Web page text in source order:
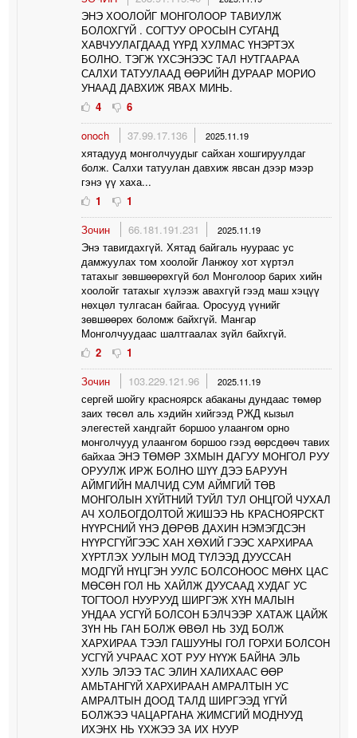
ЭНЭ ХООЛОЙГ МОНГОЛООР ТАВИУЛЖ
БОЛОХГҮЙ . СОГТУУ ОРОСЫН СУГАНД
ХАВЧУУЛАГДААД ҮҮРД ХУЛМАС ҮНЭРТЭХ
БОЛНО. ТЭГЖ ҮХСЭНЭЭС ТАЛ НУТГААРАА
САЛХИ ТАТУУЛААД ӨӨРИЙН ДУРААР МОРИО
УНААД ДАВХИЖ ЯВАХ МИНЬ.
4
6
onoch
37.99.17.136 2025.11.19
хятадууд монголчуудыг сайхан хошгируулдаг
болж. Салхи татуулан давхиж явсан дээр мээр
гэнэ үү хаха...
1
1
Зочин
66.181.191.231 2025.11.19
Энэ тавигдахгүй. Хятад байгаль нуураас ус
дамжуулах том хоолойг Ланжоу хот хүртэл
татахыг зөвшөөрөхгүй бол Монголоор барих хийн
хоолойг татахыг хүлээж авахгүй гээд маш хэцүү
нөхцөл тулгасан байгаа. Оросууд үүнийг
зөвшөөрөх боломж байхгүй. Мангар
Монголчуудаас шалтгаалах зүйл байхгүй.
2
1
Зочин
103.229.121.96 2025.11.19
сергей шойгу красноярск абаканы дундаас төмөр
заих төсөл аль хэдийн хийгээд РЖД кызыл
элегестей хандгайт боршоо улаангом орно
монголчууд улаангом боршоо гээд өөрсдөөч тавих
байхаа ЭНЭ ТӨМӨР ЗХМЫН ДАГУУ МОНГОЛ РУУ
ОРУУЛЖ ИРЖ БОЛНО ШҮҮ ДЭЭ БАРУУН
АЙМГИЙН МАЛЧИД СУМ АЙМГИЙ ТӨВ
МОНГОЛЫН ХҮЙТНИЙ ТУЙЛ ТУЛ ОНЦГОЙ ЧУХАЛ
АЧ ХОЛБОГДОЛТОЙ ЖИШЭЭ НЬ КРАСНОЯРСКТ
НҮҮРСНИЙ ҮНЭ ДӨРӨВ ДАХИН НЭМЭГДСЭН
НҮҮРСГҮЙГЭЭС ХАН ХӨХИЙ ГЭЭС ХАРХИРАА
ХҮРТЛЭХ УУЛЫН МОД ТҮЛЭЭД ДУУССАН
МОДГҮЙ НҮЦГЭН УУЛС БОЛСОНООС МӨНХ ЦАС
МӨСӨН ГОЛ НЬ ХАЙЛЖ ДУУСААД ХУДАГ УС
ТОГТООЛ НУУРУУД ШИРГЭЖ ХҮН МАЛЫН
УНДАА УСГҮЙ БОЛСОН БЭЛЧЭЭР ХАТАЖ ЦАЙЖ
ЗҮН НЬ ГАН БОЛЖ ӨВӨЛ НЬ ЗУД БОЛЖ
ХАРХИРАА ТЭЭЛ ГАШУУНЫ ГОЛ ГОРХИ БОЛСОН
УСГҮЙ УЧРААС ХОТ РУУ НҮҮЖ БАЙНА ЭЛЬ
ХУЛЬ ЭЛЭЭ ТАС ЭЛИН ХАЛИХААС ӨӨР
АМЬТАНГҮЙ ХАРХИРААН АМРАЛТЫН УС
АМРАЛТЫН ДООД ТАЛД ШИРГЭЭД ҮГҮЙ
БОЛЖЭЭ ЧАЦАРГАНА ЖИМСГИЙ МОДНУУД
ИХЭНХ НЬ ҮХЖЭЭ ЗА ИХ НУУР